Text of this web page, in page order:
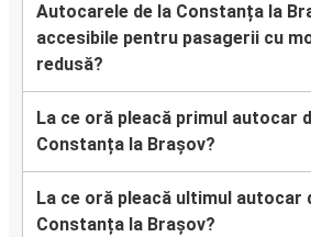
Autocarele de la Constanța la
accesibile pentru pasagerii cu
redusă?
La ce oră pleacă primul autocar
Constanța la Brașov?
La ce oră pleacă ultimul autocar
Constanța la Brașov?